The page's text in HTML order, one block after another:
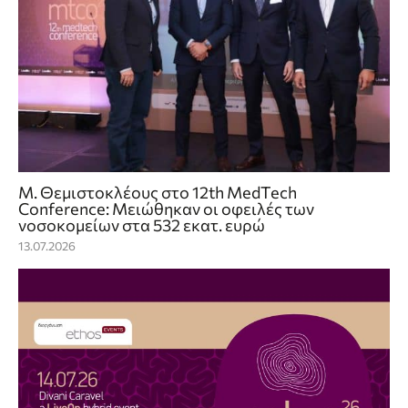
Μ. Θεμιστοκλέους στο 12th MedTech
Conference: Μειώθηκαν οι οφειλές των
νοσοκομείων στα 532 εκατ. ευρώ
13.07.2026